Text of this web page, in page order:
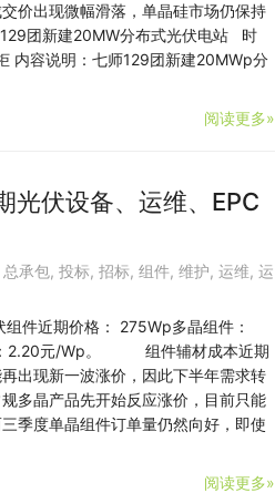
价出现微幅滑落，单晶硅市场仍保持
团新建20MW分布式光伏电站 时
内容说明：七师129团新建20MWp分
阅读更多»
光伏设备、运维、EPC
总承包, 投标, 招标, 组件, 维护, 运维, 运
件近期价格： 275Wp多晶组件：
：2.20元/Wp。 组件辅材成本近期
出现新一波涨价，因此下半年需求转
多晶产品先开始反应涨价，目前只能
季度单晶组件订单量仍然向好，即使
阅读更多»